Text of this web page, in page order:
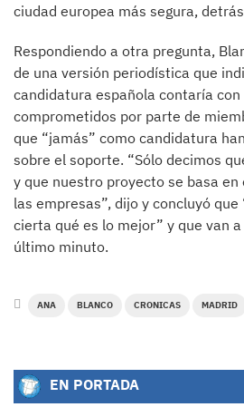
ciudad europea más segura,
Respondiendo a otra pregunta,
de una versión periodística que
candidatura española contaría
comprometidos por parte de
que “jamás” como candidatura
sobre el soporte. “Sólo decimos
y que nuestro proyecto se basa en
las empresas”, dijo y concluyó
cierta qué es lo mejor” y que van
último minuto.
ANA BLANCO CRONICAS MADRID
EN PORTADA